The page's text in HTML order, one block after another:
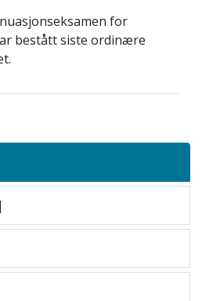
for
bestått siste ordinære